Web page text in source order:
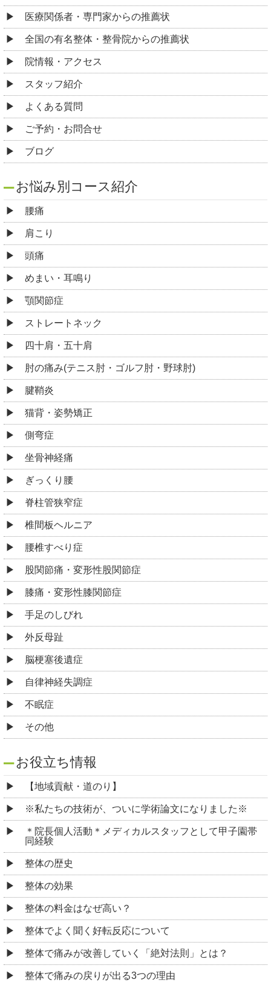
医療関係者・専門家からの推薦状
全国の有名整体・整骨院からの推薦状
院情報・アクセス
スタッフ紹介
よくある質問
ご予約・お問合せ
ブログ
お悩み別コース紹介
腰痛
肩こり
頭痛
めまい・耳鳴り
顎関節症
ストレートネック
四十肩・五十肩
肘の痛み(テニス肘・ゴルフ肘・野球肘)
腱鞘炎
猫背・姿勢矯正
側弯症
坐骨神経痛
ぎっくり腰
脊柱管狭窄症
椎間板ヘルニア
腰椎すべり症
股関節痛・変形性股関節症
膝痛・変形性膝関節症
手足のしびれ
外反母趾
脳梗塞後遺症
自律神経失調症
不眠症
その他
お役立ち情報
【地域貢献・道のり】
※私たちの技術が、ついに学術論文になりました※
＊院長個人活動＊メディカルスタッフとして甲子園帯
同経験
整体の歴史
整体の効果
整体の料金はなぜ高い？
整体でよく聞く好転反応について
整体で痛みが改善していく「絶対法則」とは？
整体で痛みの戻りが出る3つの理由